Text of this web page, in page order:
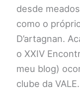
desde
como o
D’artagnan.
o XXIV
meu blog)
clube da VALE.